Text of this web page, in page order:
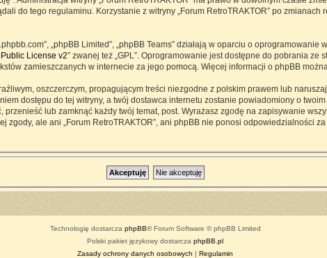
do tego regulaminu. Korzystanie z witryny „Forum RetroTRAKTOR” po zmianach
„phpBB Limited”, „phpBB Teams” działają w oparciu o
License v2” zwanej też „GPL”. Oprogramowanie jest dostępne do pobrania ze
zamieszczanych w internecie za jego pomocą. Więcej informacji o phpBB
oszczerczym, propagującym treści niezgodne z polskim prawem lub
dostępu do tej witryny, a twój dostawca internetu zostanie powiadomiony o
przenieść lub zamknąć każdy twój temat, post. Wyrażasz zgodę na zapisywanie
ale ani „Forum RetroTRAKTOR”, ani phpBB nie ponosi odpowiedzialności
Technologię dostarcza phpBB® Forum Software © phpBB Limited
Polski pakiet językowy dostarcza phpBB.pl
Zasady ochrony danych osobowych | Regulamin